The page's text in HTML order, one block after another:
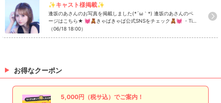
✨キャスト様掲載✨
逢坂のあさんのお写真を掲載しました(*´ω｀*) 逢坂のあさんのペ
ージはこちら★ 💓🧸きゃばきゃば公式SNSをチェック🧸💓 ・TikT
ok ・Instagram ・Twitter ・YouTube
（06/18 18:00）
お得なクーポン
5,000円（税サ込）でご案内！